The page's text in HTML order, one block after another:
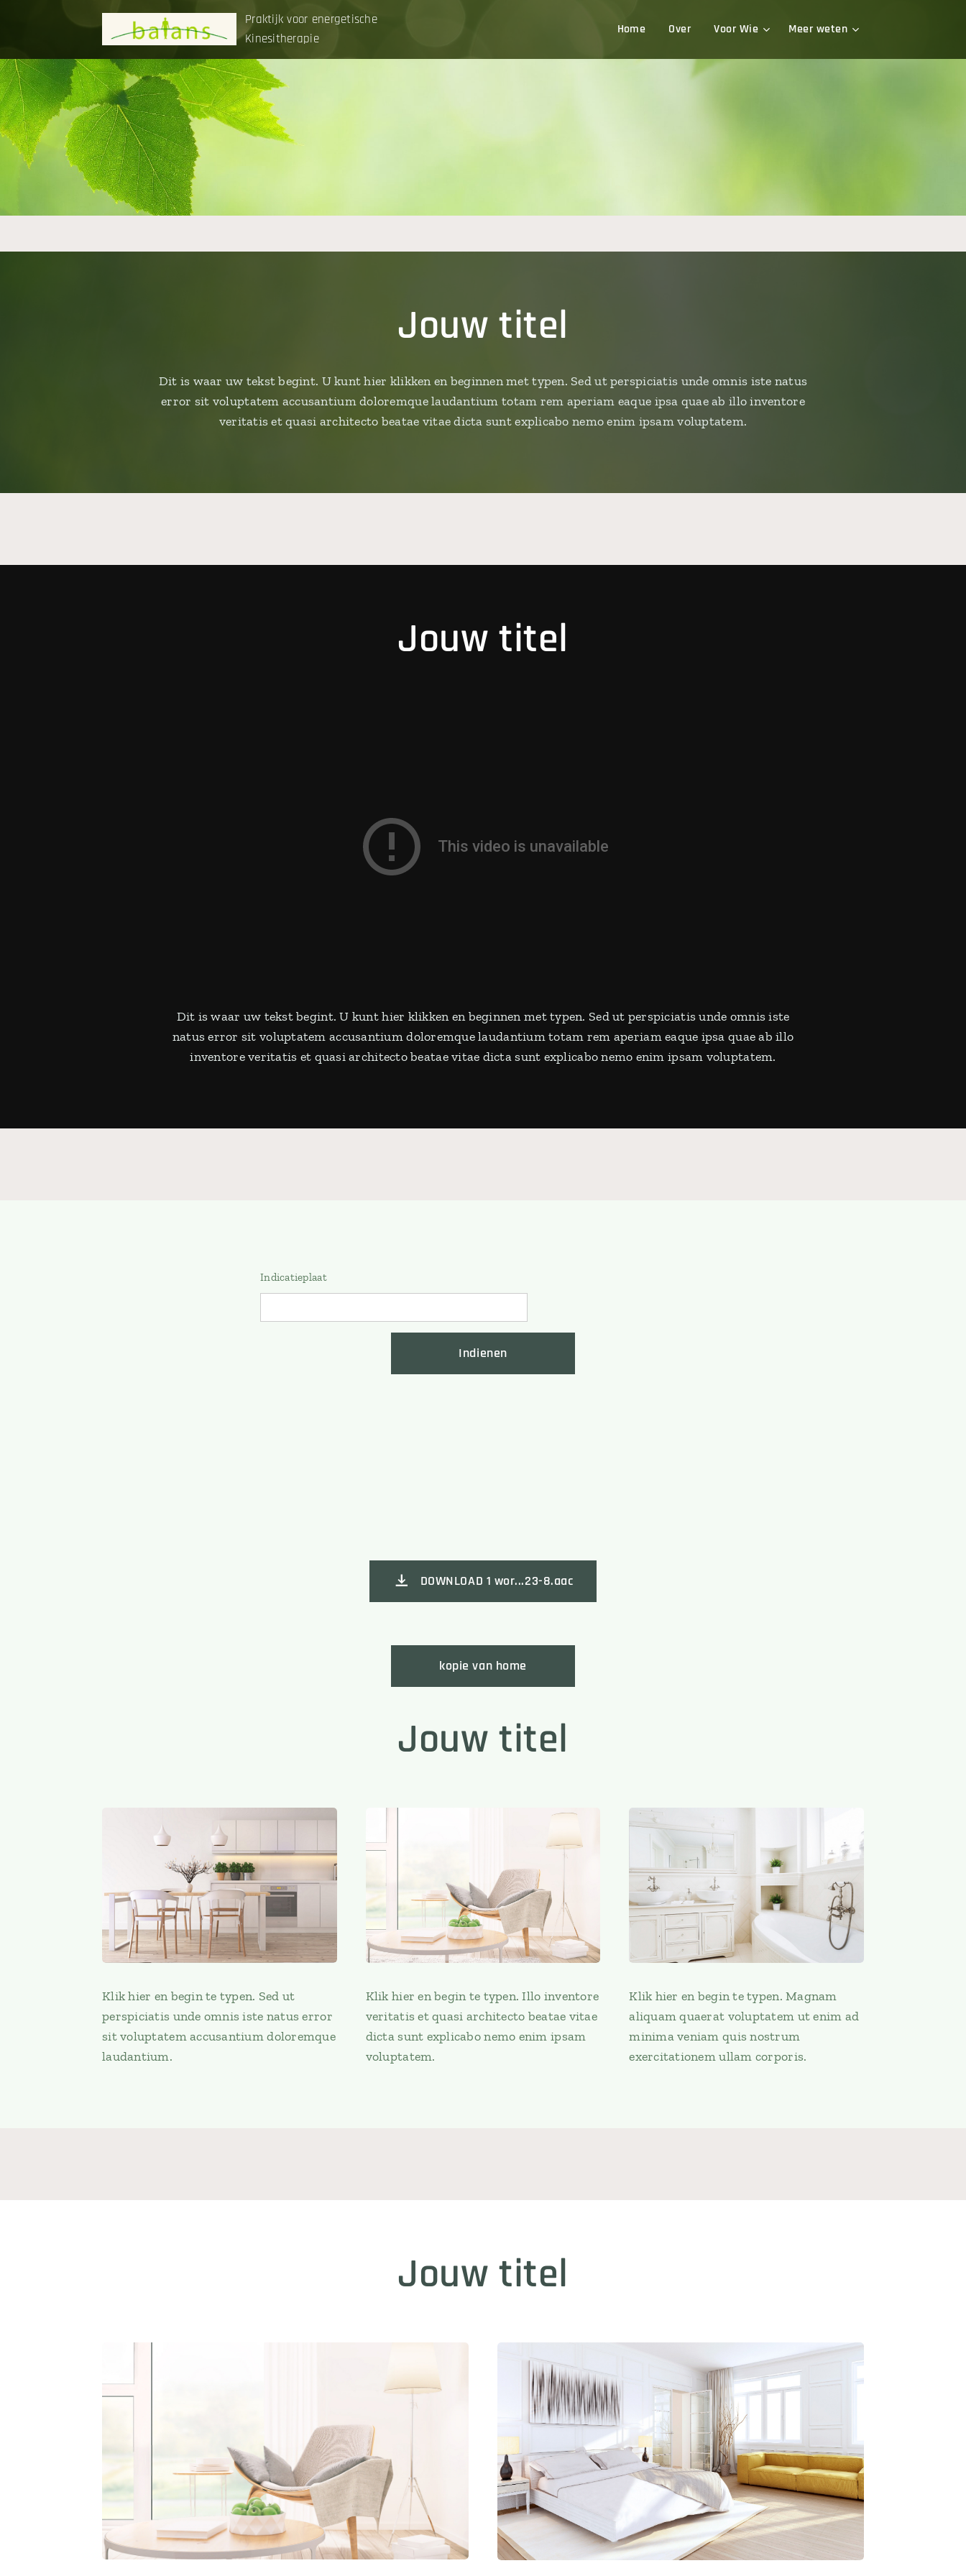
Praktijk voor energetische
Kinesitherapie
Home Over Voor Wie Meer weten
Jouw titel
Dit is waar uw tekst begint. U kunt hier klikken en beginnen met typen. Sed ut perspiciatis unde omnis iste natus
error sit voluptatem accusantium doloremque laudantium totam rem aperiam eaque ipsa quae ab illo inventore
veritatis et quasi architecto beatae vitae dicta sunt explicabo nemo enim ipsam voluptatem.
Jouw titel
Dit is waar uw tekst begint. U kunt hier klikken en beginnen met typen. Sed ut perspiciatis unde omnis iste
natus error sit voluptatem accusantium doloremque laudantium totam rem aperiam eaque ipsa quae ab illo
inventore veritatis et quasi architecto beatae vitae dicta sunt explicabo nemo enim ipsam voluptatem.
Indicatieplaat
Indienen
DOWNLOAD 1 wor...23-8.aac
kopie van home
Jouw titel
Klik hier en begin te typen. Sed ut
perspiciatis unde omnis iste natus error
sit voluptatem accusantium doloremque
laudantium.
Klik hier en begin te typen. Illo inventore
veritatis et quasi architecto beatae vitae
dicta sunt explicabo nemo enim ipsam
voluptatem.
Klik hier en begin te typen. Magnam
aliquam quaerat voluptatem ut enim ad
minima veniam quis nostrum
exercitationem ullam corporis.
Jouw titel